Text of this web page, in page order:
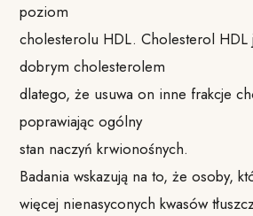
poziom
cholesterolu HDL. Cholesterol HDL
dobrym cholesterolem
dlatego, że usuwa on inne frakcje
poprawiając ogólny
stan naczyń krwionośnych.
Badania wskazują na to, że osoby,
więcej nienasyconych kwasów